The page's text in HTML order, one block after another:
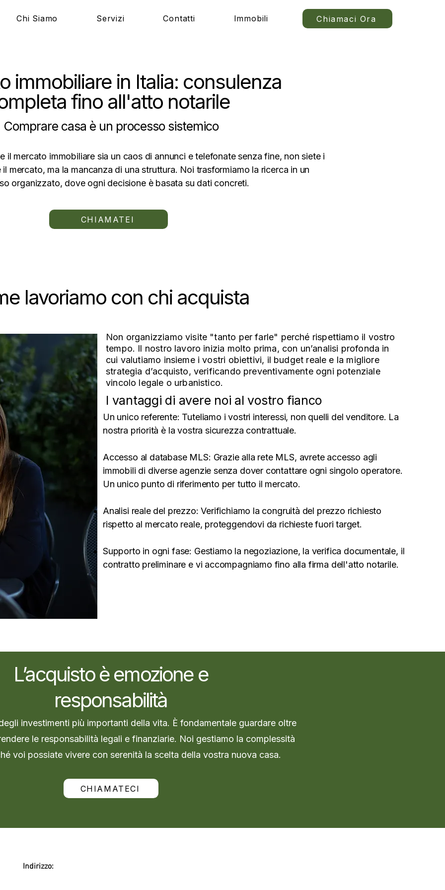
Chi Siamo Servizi Contatti Immobili Chiamaci Ora
immobiliare in Italia: consulenza
fino all'atto notarile
Comprare casa è un processo sistemico
il mercato immobiliare sia un caos di annunci e telefonate senza fine, non siete i
mercato, ma la mancanza di una struttura. Noi trasformiamo la ricerca in un
organizzato, dove ogni decisione è basata su dati concreti.
CHIAMATEI
lavoriamo con chi acquista
Non organizziamo visite "tanto per farle" perché rispettiamo il vostro
tempo. Il nostro lavoro inizia molto prima, con un’analisi profonda in
cui valutiamo insieme i vostri obiettivi, il budget reale e la migliore
strategia d’acquisto, verificando preventivamente ogni potenziale
vincolo legale o urbanistico.
I vantaggi di avere noi al vostro fianco
Un unico referente: Tuteliamo i vostri interessi, non quelli del venditore. La
nostra priorità è la vostra sicurezza contrattuale.
Accesso al database MLS: Grazie alla rete MLS, avrete accesso agli
immobili di diverse agenzie senza dover contattare ogni singolo operatore.
Un unico punto di riferimento per tutto il mercato.
Analisi reale del prezzo: Verifichiamo la congruità del prezzo richiesto
rispetto al mercato reale, proteggendovi da richieste fuori target.
Supporto in ogni fase: Gestiamo la negoziazione, la verifica documentale, il
contratto preliminare e vi accompagniamo fino alla firma dell'atto notarile.
L’acquisto è emozione e
responsabilità
investimenti più importanti della vita. È fondamentale guardare oltre
le responsabilità legali e finanziarie. Noi gestiamo la complessità
voi possiate vivere con serenità la scelta della vostra nuova casa.
CHIAMATECI
Indirizzo: